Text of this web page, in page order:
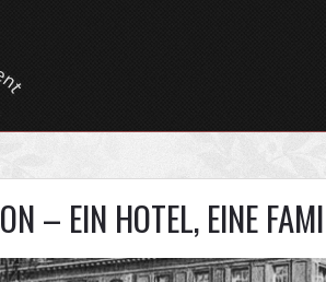
– EIN HOTEL, EINE